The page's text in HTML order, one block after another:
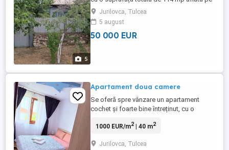
5
un teren de 1000 mp cu 12 metri
deschidere stradală. Situata pe strada
Zorilor Nr. 61 B, acte la zi , cadastru , apa
curenta. Pentru detalii sunați la Nr. de
Jurilovca, Tulcea
5 august
50 000 EUR
Apartament doua camere
Se oferă spre vânzare un apartament
cochet și foarte bine întreținut, cu o
Compartimentarea este practică și
matrimonial, bucătărie separată, baie, hol
1000 EUR/m2| 40 m2
Jurilovca, Tulcea